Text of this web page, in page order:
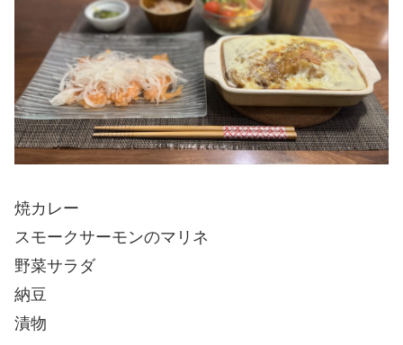
焼カレー
スモークサーモンのマリネ
野菜サラダ
納豆
漬物